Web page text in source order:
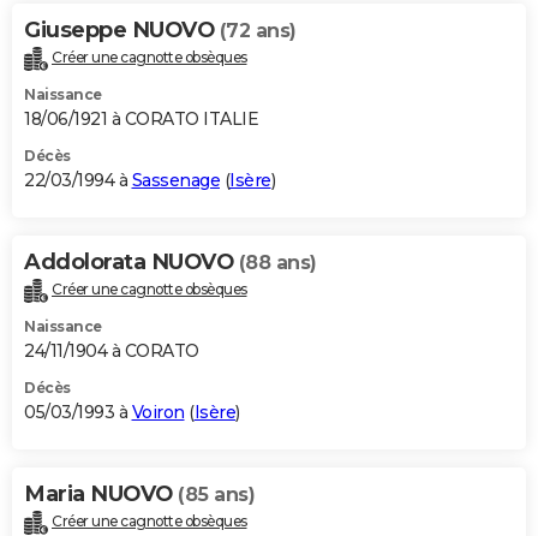
Giuseppe NUOVO (72 ans)
Créer une cagnotte obsèques
Naissance
18/06/1921 à CORATO ITALIE
Décès
22/03/1994 à Sassenage (Isère)
Addolorata NUOVO (88 ans)
Créer une cagnotte obsèques
Naissance
24/11/1904 à CORATO
Décès
05/03/1993 à Voiron (Isère)
Maria NUOVO (85 ans)
Créer une cagnotte obsèques